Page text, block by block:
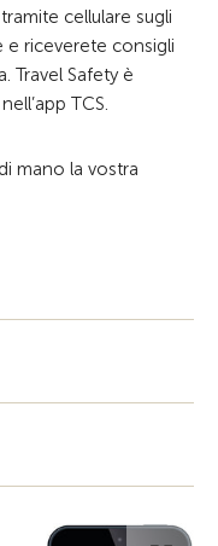
cellulare sugli
e riceverete consigli
Travel Safety è
TCS.
mano la vostra